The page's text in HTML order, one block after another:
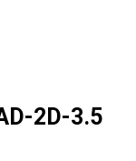
2D-3.5